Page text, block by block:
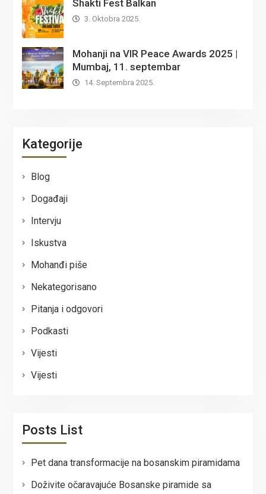
Shakti Fest Balkan
3. Oktobra 2025.
Mohanji na VIR Peace Awards 2025 |
Mumbaj, 11. septembar
14. Septembra 2025.
Kategorije
Blog
Događaji
Intervju
Iskustva
Mohanđi piše
Nekategorisano
Pitanja i odgovori
Podkasti
Vijesti
Vijesti
Posts List
Pet dana transformacije na bosanskim piramidama
Doživite očaravajuće Bosanske piramide sa